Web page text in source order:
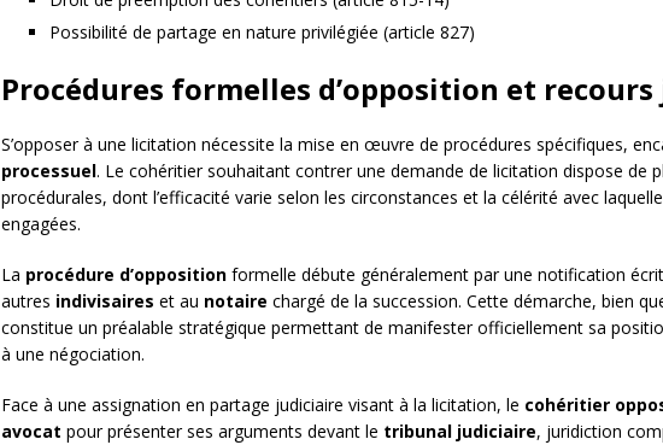
Possibilité de partage en nature privilégiée (article 827)
Procédures formelles d’opposition et
S’opposer à une licitation nécessite la mise en œuvre de procédures spécifiques,
processuel. Le cohéritier souhaitant contrer une demande de licitation dispose de
procédurales, dont l’efficacité varie selon les circonstances et la célérité avec
engagées.
La procédure d’oppositionformelle débute généralement par une notification
autres indivisaires et au notaire chargé de la succession. Cette démarche, bien
constitue un préalable stratégique permettant de manifester officiellement sa
à une négociation.
Face à une assignation en partage judiciaire visant à la licitation, le cohéritier
avocat pour présenter ses arguments devant le tribunal judiciaire, juridiction